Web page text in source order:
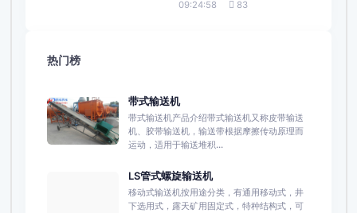
09:24:58
83
热门榜
带式输送机
带式输送机产品介绍带式输送机又称皮带输送
机、胶带输送机，输送带根据摩擦传动原理而
运动，适用于输送堆积...
LS管式螺旋输送机
移动式输送机按用途分类，有通用移动式，井
下选用式，露天矿用固定式，特种结构式，可